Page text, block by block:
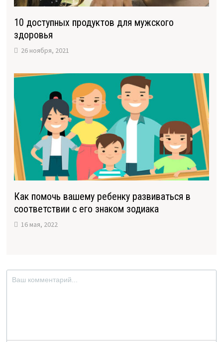
10 доступных продуктов для мужского
здоровья
26 ноября, 2021
Как помочь вашему ребенку развиваться в
соответствии с его знаком зодиака
16 мая, 2022